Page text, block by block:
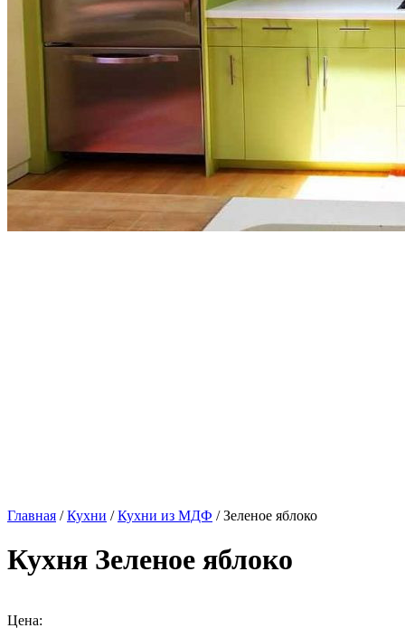
Главная /Кухни /Кухни из МДФ / Зеленое яблоко
Кухня Зеленое яблоко
Цена: